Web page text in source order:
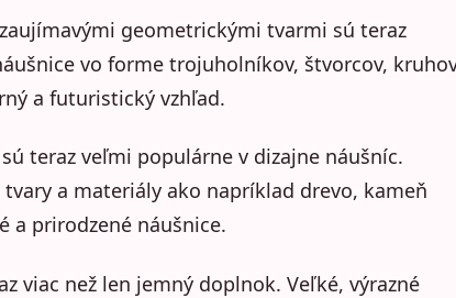
geometrickými tvarmi sú teraz
vo forme trojuholníkov, štvorcov,
a futuristický vzhľad.
teraz veľmi populárne v dizajne náušníc.
a materiály ako napríklad drevo, kameň
a prirodzené náušnice.
viac než len jemný doplnok. Veľké, výrazné